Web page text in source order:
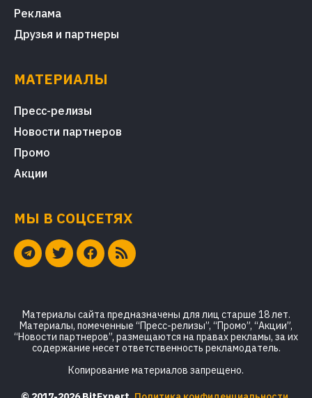
Реклама
Друзья и партнеры
МАТЕРИАЛЫ
Пресс-релизы
Новости партнеров
Промо
Акции
МЫ В СОЦСЕТЯХ
Материалы сайта предназначены для лиц старше 18 лет.
Материалы, помеченные “Пресс-релизы”, “Промо”, “Акции”,
“Новости партнеров”, размещаются на правах рекламы, за их
содержание несет ответственность рекламодатель.
Копирование материалов запрещено.